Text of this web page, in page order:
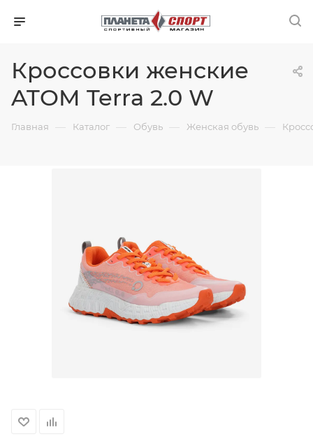
Кроссовки женские
ATOM Terra 2.0 W
Главная — Каталог — Обувь — Женская обувь —